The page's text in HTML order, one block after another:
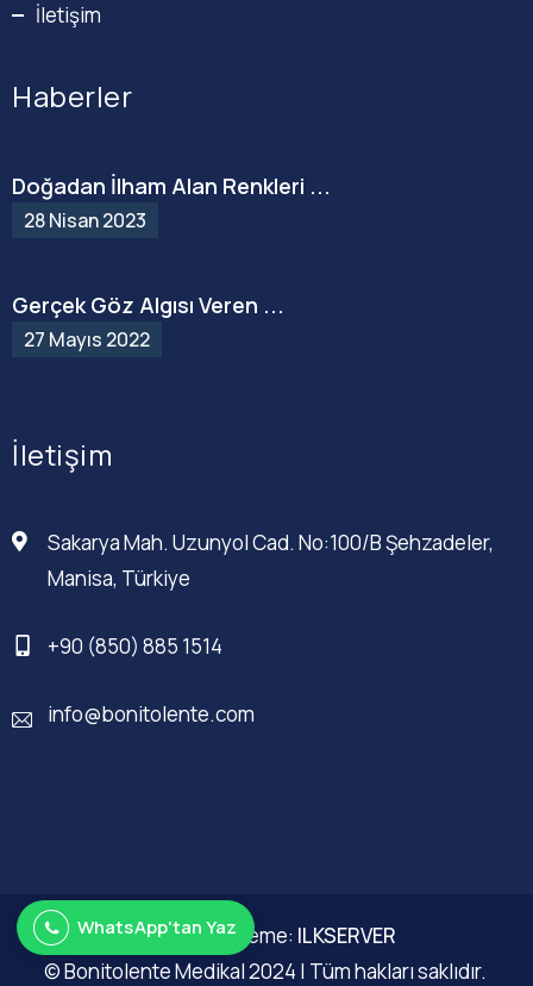
İletişim
Haberler
Doğadan İlham Alan Renkleri ...
28 Nisan 2023
Gerçek Göz Algısı Veren ...
27 Mayıs 2022
İletişim
Sakarya Mah. Uzunyol Cad. No:100/B Şehzadeler,
Manisa, Türkiye
+90 (850) 885 1514
info@bonitolente.com
Web Düzenleme: ILKSERVER
© Bonitolente Medikal 2024 | Tüm hakları saklıdır.
WhatsApp'tan Yaz